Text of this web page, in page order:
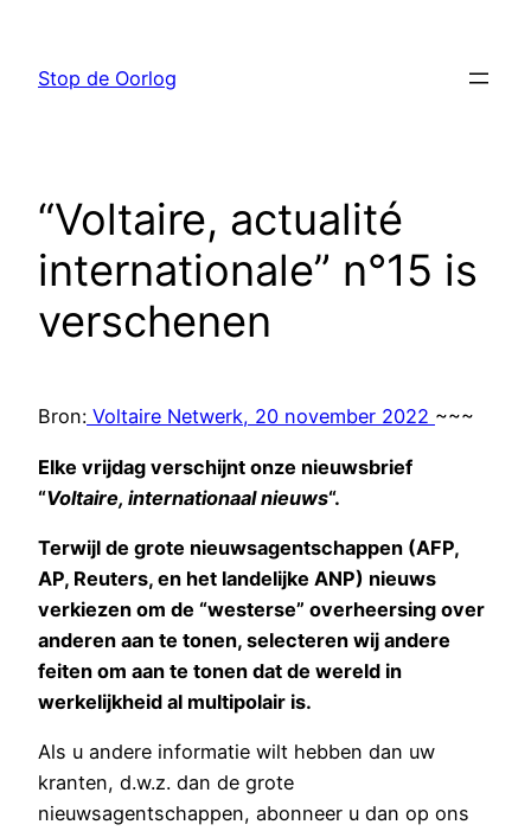
Stop de Oorlog
“Voltaire, actualité
internationale” n°15 is
verschenen
Bron: Voltaire Netwerk, 20 november 2022 ~~~
Elke vrijdag verschijnt onze nieuwsbrief
“Voltaire, internationaal nieuws“.
Terwijl de grote nieuwsagentschappen (AFP,
AP, Reuters, en het landelijke ANP) nieuws
verkiezen om de “westerse” overheersing over
anderen aan te tonen, selecteren wij andere
feiten om aan te tonen dat de wereld in
werkelijkheid al multipolair is.
Als u andere informatie wilt hebben dan uw
kranten, d.w.z. dan de grote
nieuwsagentschappen, abonneer u dan op ons